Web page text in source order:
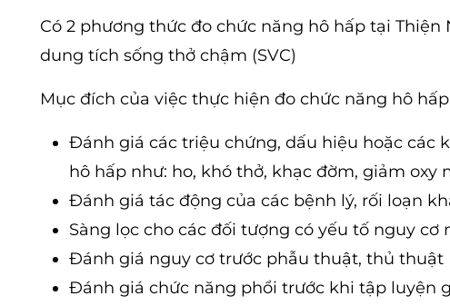
Có 2 phương thức đo chức năng hô hấp tại
dung tích sống thở chậm (SVC)
Mục đích của việc thực hiện đo chức năng hô
Đánh giá các triệu chứng, dấu hiệu hoặc
hô hấp như: ho, khó thở, khạc đờm, giảm oxy
Đánh giá tác động của các bệnh lý, rối loạn
Sàng lọc cho các đối tượng có yếu tố nguy
Đánh giá nguy cơ trước phẫu thuật, thủ thuật
Đánh giá chức năng phổi trước khi tập luyện